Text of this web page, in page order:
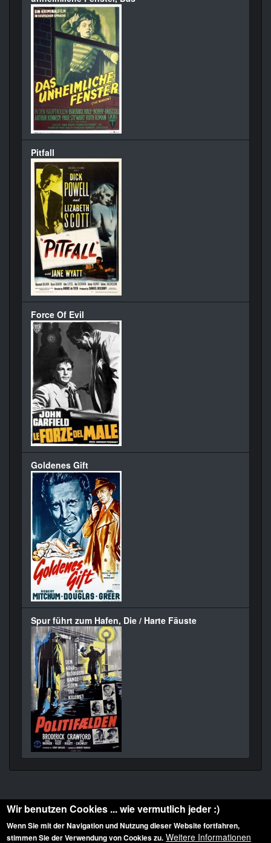
Pitfall
Force Of Evil
Goldenes Gift
Spur führt zum Hafen, Die / Harte Fäuste
Diese Website ist urheberrechtlich geschützt: © 2010-2026 der Film Noir de. Alle
Wir benutzen Cookies ... wie vermutlich jeder :)
Wenn Sie mit der Navigation und Nutzung dieser Website fortfahren,
stimmen Sie der Verwendung von Cookies zu. Weitere Informationen